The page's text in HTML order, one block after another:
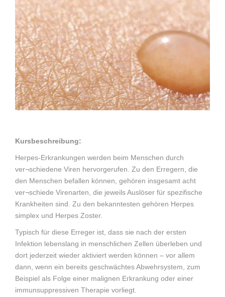
Kursbeschreibung:
Herpes-Erkrankungen werden beim Menschen durch
ver¬schiedene Viren hervorgerufen. Zu den Erregern, die
den Menschen befallen können, gehören insgesamt acht
ver¬schiede Virenarten, die jeweils Auslöser für spezifische
Krankheiten sind. Zu den bekanntesten gehören Herpes
simplex und Herpes Zoster.
Typisch für diese Erreger ist, dass sie nach der ersten
Infektion lebenslang in menschlichen Zellen überleben und
dort jederzeit wieder aktiviert werden können – vor allem
dann, wenn ein bereits geschwächtes Abwehrsystem, zum
Beispiel als Folge einer malignen Erkrankung oder einer
immunsuppressiven Therapie vorliegt.